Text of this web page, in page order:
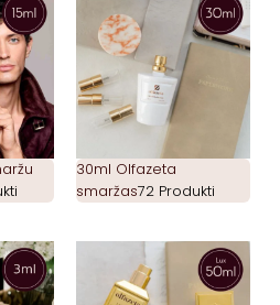
30ml Olfazeta
smaržas72 Produkti